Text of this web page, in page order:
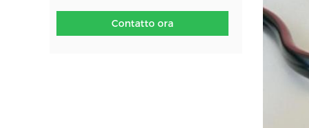
Contatto ora